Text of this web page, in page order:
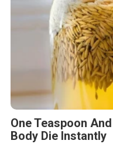
One Teaspoon
Body Die Instantly